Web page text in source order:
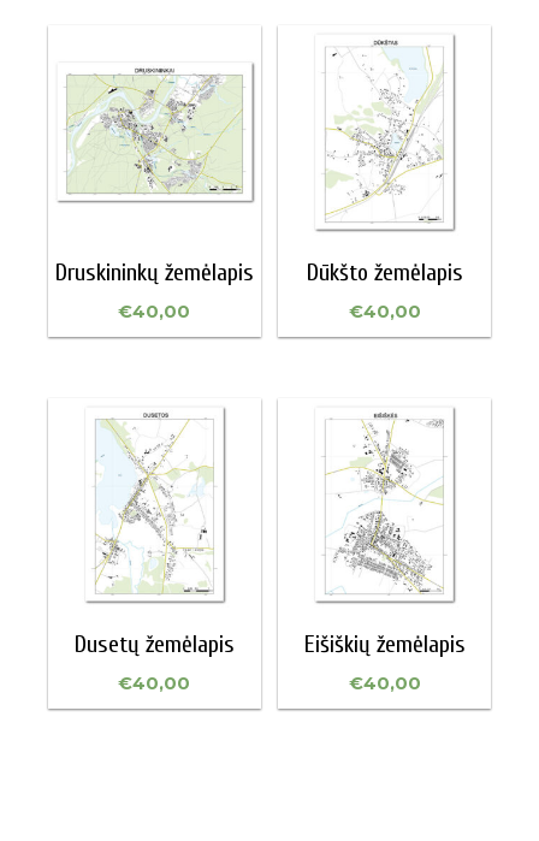
Druskininkų žemėlapis
€40,00
Dūkšto žemėlapis
€40,00
Dusetų žemėlapis
€40,00
Eišiškių žemėlapis
€40,00